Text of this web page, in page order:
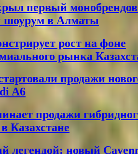
первый
в Алматы
рост на фоне
рынка
продажи
A6
продажи
Казахстане
легендой: новый